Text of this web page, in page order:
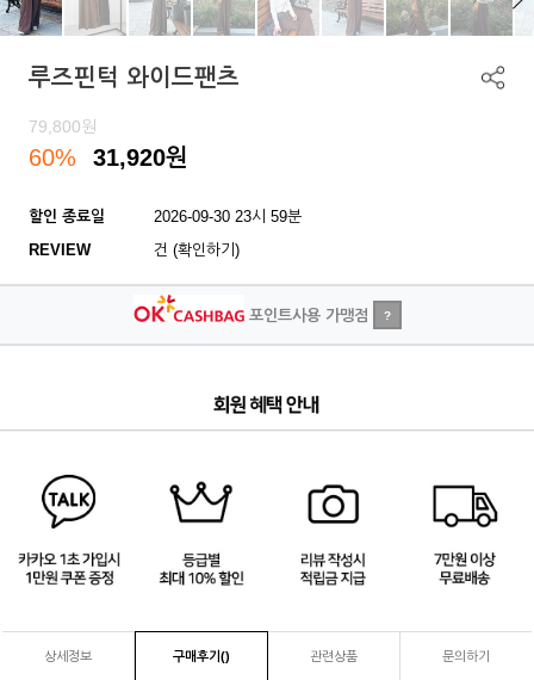
루즈핀턱 와이드팬츠
79,800원
60% 31,920원
할인 종료일
2026-09-30 23시 59분
REVIEW
건 (확인하기)
포인트사용 가맹점 ?
상세정보 구매후기() 관련상품 문의하기